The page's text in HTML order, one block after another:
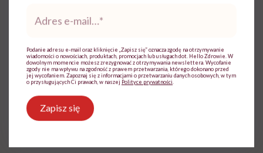
fizycznej tygodniowo o umiarkowanej intensywności,
aby wzmocnić proces oddychania i zwiększyć
częstotliwość akcji serca.
mail*
Podanie adresu e-mail oraz kliknięcie „Zapisz się” oznacza zgodę na otrzymywanie
wiadomości o nowościach, produktach, promocjach lub usługach dot. Hello Zdrowie. W
dowolnym momencie możesz zrezygnować z otrzymywania newslettera. Wycofanie
zgody nie ma wpływu na zgodność z prawem przetwarzania, którego dokonano przed
jej wycofaniem. Zapoznaj się z informacjami o przetwarzaniu danych osobowych, w tym
o przysługujących Ci prawach, w naszej Polityce prywatności
Zapisz się